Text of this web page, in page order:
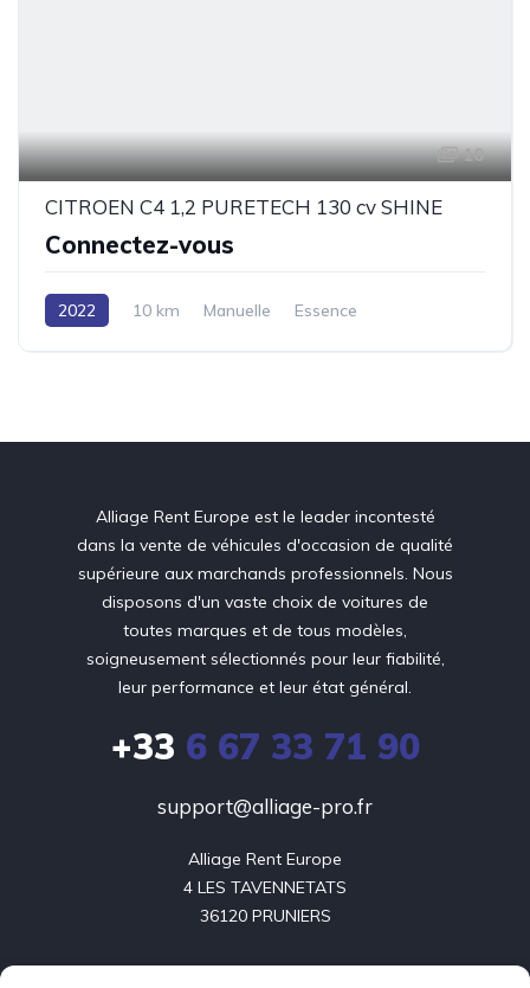
10
CITROEN C4 1,2 PURETECH 130 cv SHINE
Connectez-vous
2022 10 km Manuelle
Essence
Alliage Rent Europe est le leader incontesté
dans la vente de véhicules d'occasion de qualité
supérieure aux marchands professionnels. Nous
disposons d'un vaste choix de voitures de
toutes marques et de tous modèles,
soigneusement sélectionnés pour leur fiabilité,
leur performance et leur état général.
+33 6 67 33 71 90
support@alliage-pro.fr
Alliage Rent Europe
4 LES TAVENNETATS
36120 PRUNIERS